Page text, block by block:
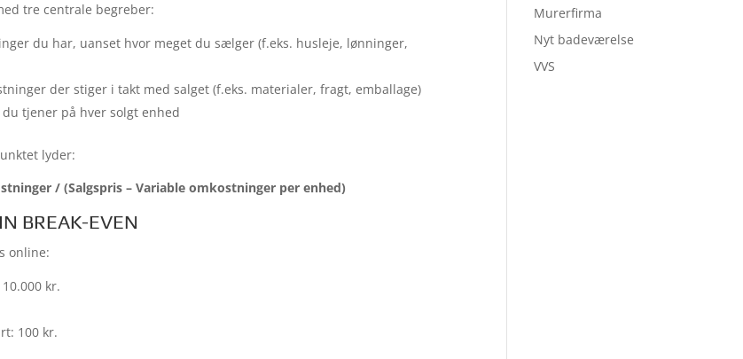
tre centrale begreber:
du har, uanset hvor meget du sælger (f.eks. husleje, lønninger,
der stiger i takt med salget (f.eks. materialer, fragt, emballage)
du tjener på hver solgt enhed
lyder:
/ (Salgspris – Variable omkostninger per enhed)
BREAK-EVEN
online:
kr.
100 kr.
Murerfirma
Nyt badeværelse
VVS